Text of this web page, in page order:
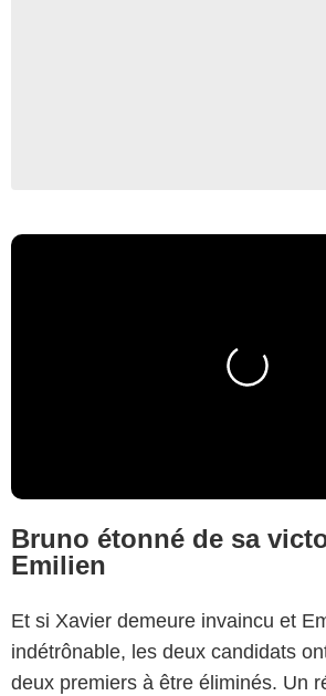
Bruno étonné de sa
Emilien
Et si Xavier demeure invaincu et
indétrônable, les deux candidats
deux premiers à être éliminés. Un